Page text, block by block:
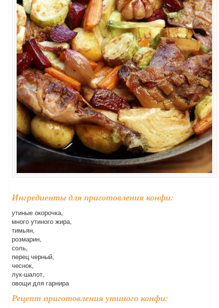
Ингредиенты для приготовления конфи:
утиные окорочка,
много утиного жира,
тимьян,
розмарин,
соль,
перец черный,
чеснок,
лук-шалот,
овощи для гарнира
Рецепт приготовления утиного конфи: